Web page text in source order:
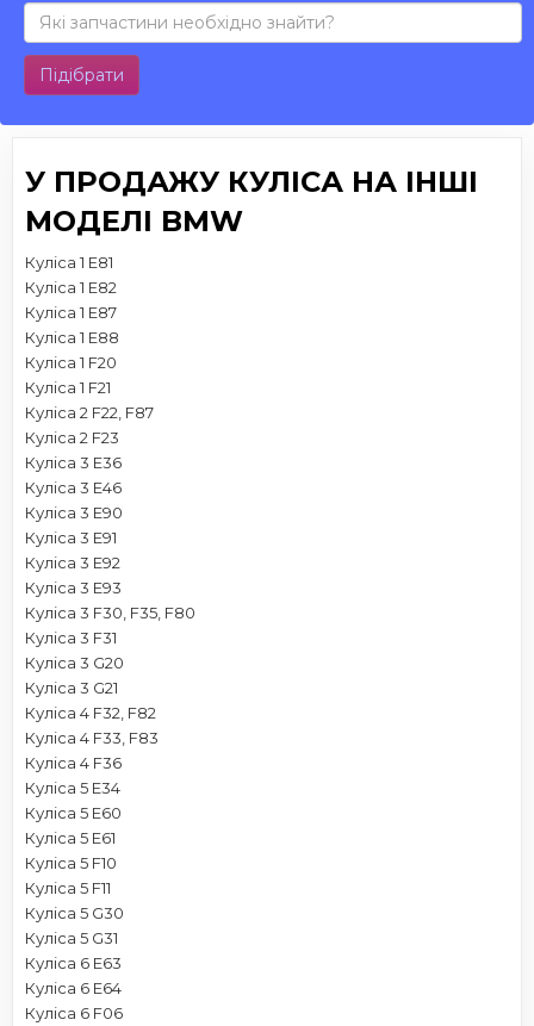
Підібрати
У ПРОДАЖУ КУЛІСА НА ІНШІ
МОДЕЛІ BMW
Куліса 1 E81
Куліса 1 E82
Куліса 1 E87
Куліса 1 E88
Куліса 1 F20
Куліса 1 F21
Куліса 2 F22, F87
Куліса 2 F23
Куліса 3 E36
Куліса 3 E46
Куліса 3 E90
Куліса 3 E91
Куліса 3 E92
Куліса 3 E93
Куліса 3 F30, F35, F80
Куліса 3 F31
Куліса 3 G20
Куліса 3 G21
Куліса 4 F32, F82
Куліса 4 F33, F83
Куліса 4 F36
Куліса 5 E34
Куліса 5 E60
Куліса 5 E61
Куліса 5 F10
Куліса 5 F11
Куліса 5 G30
Куліса 5 G31
Куліса 6 E63
Куліса 6 E64
Куліса 6 F06